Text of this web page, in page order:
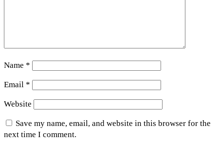
Name *
Email *
Website
Save my name, email, and website in this browser for the
next time I comment.